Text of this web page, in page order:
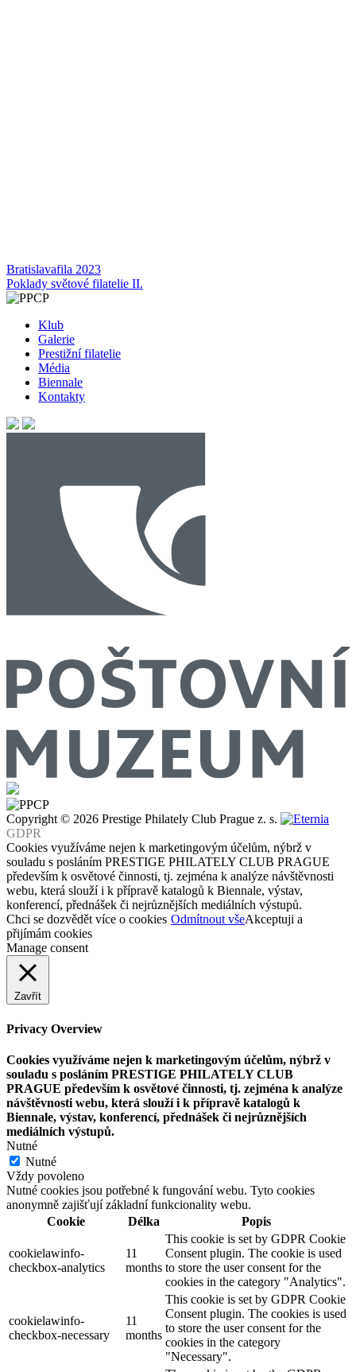
Navigace
pro
Bratislavafila 2023
Poklady světové filatelie II.
Klub
Galerie
Prestižní filatelie
Média
Biennale
Kontakty
Copyright © 2026 Prestige Philately Club Prague z. s.
GDPR
Cookies využíváme nejen k marketingovým účelům, nýbrž v
souladu s posláním PRESTIGE PHILATELY CLUB PRAGUE
především k osvětové činnosti, tj. zejména k analýze návštěvnosti
webu, která slouží i k přípravě katalogů k Biennale, výstav,
konferencí, přednášek či nejrůznějších mediálních výstupů.
Chci se dozvědět více o cookies Odmítnout všeAkceptuji a
přijímám cookies
Manage consent
Zavřít
Privacy Overview
Cookies využíváme nejen k marketingovým účelům, nýbrž v
souladu s posláním PRESTIGE PHILATELY CLUB
PRAGUE především k osvětové činnosti, tj. zejména k analýze
návštěvnosti webu, která slouží i k přípravě katalogů k
Biennale, výstav, konferencí, přednášek či nejrůznějších
mediálních výstupů.
Nutné
Nutné
Vždy povoleno
Nutné cookies jsou potřebné k fungování webu. Tyto cookies
anonymně zajišťují základní funkcionality webu.
Cookie
Délka Popis
cookielawinfo-
checkbox-analytics
11
months
This cookie is set by GDPR Cookie
Consent plugin. The cookie is used
to store the user consent for the
cookies in the category "Analytics".
cookielawinfo-
checkbox-necessary
11
months
This cookie is set by GDPR Cookie
Consent plugin. The cookies is used
to store the user consent for the
cookies in the category
"Necessary".